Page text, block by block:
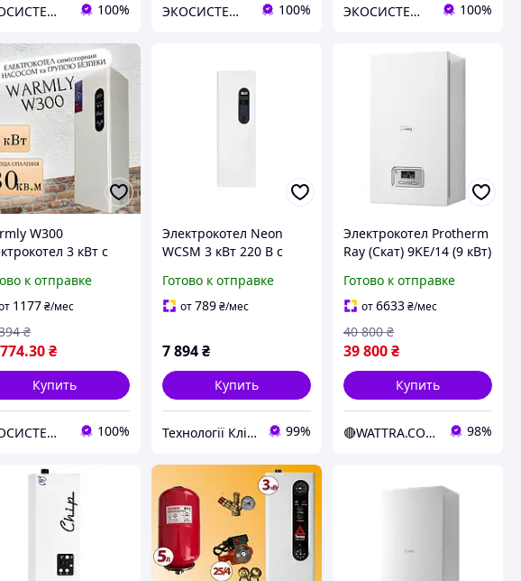
ЭКОСИСТЕМ ИНЖИНИРИНГ ООО 100% ЭКОСИСТЕМ ИНЖИНИРИНГ ООО 100% ЭКОСИСТЕМ ИНЖИНИРИНГ ООО 100%
W300
3 кВт с
к отправке
1177₴/мес
.30₴
₴
Купить
ЭКОСИСТЕМ ИНЖИНИРИНГ ООО 100%
Электрокотел Neon
WCSM 3 кВт 220 В с
Готово к отправке
от789 ₴/мес
7 894 ₴
Купить
Технології Клімату Юа 99%
Электрокотел Protherm
Ray (Скат) 9KE/14 (9 кВт)
(220/380В)
(электрический котел)
Готово к отправке
от6633₴/мес
39 800₴
40 800 ₴
Купить
🔴WATTRA.COM.UA - дело техники... 98%